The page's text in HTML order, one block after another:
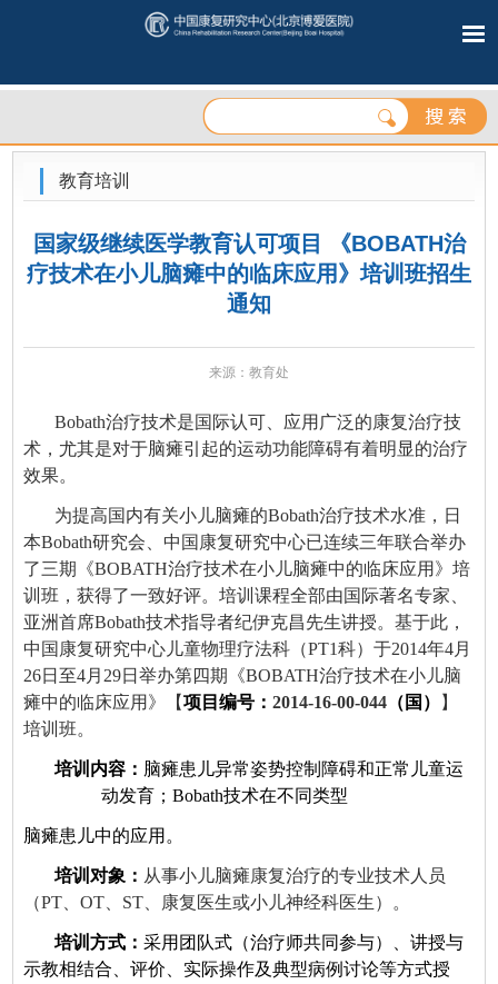
教育培训
国家级继续医学教育认可项目 《BOBATH治
疗技术在小儿脑瘫中的临床应用》培训班招生
通知
来源：教育处
Bobath治疗技术是国际认可、应用广泛的康复治疗技
术，尤其是对于脑瘫引起的运动功能障碍有着明显的治疗
效果。
为提高国内有关小儿脑瘫的Bobath治疗技术水准，日
本Bobath研究会、中国康复研究中心已连续三年联合举办
了三期《BOBATH治疗技术在小儿脑瘫中的临床应用》培
训班，获得了一致好评。培训课程全部由国际著名专家、
亚洲首席Bobath技术指导者纪伊克昌先生讲授。基于此，
中国康复研究中心儿童物理疗法科（PT1科）于2014年4月
26日至4月 29日举办第四期《BOBATH治疗技术在小儿脑
瘫中的临床应用》【项目编号：2014-16-00-044 （国）
】
培训班。
培训内容： 脑瘫患儿异常姿势控制障碍和正常儿童运
动发育；Bobath技术在不同类型
脑瘫患儿中的应用 。
培训对象： 从事小儿脑瘫康复治疗的专业技术人员
（PT 、OT ST 、康复医生或小儿神经科医生）。
培训方式：采用团队式（治疗师共同参与）、讲授与
示教相结合、评价、实际操作及典型病例讨论等方式授